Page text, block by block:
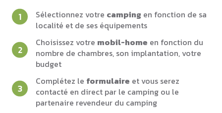
Sélectionnez votre camping en fonction de sa
localité et de ses équipements
Choisissez votre mobil-home en fonction du
nombre de chambres, son implantation, votre
budget
Complétez le formulaire et vous serez
contacté en direct par le camping ou le
partenaire revendeur du camping